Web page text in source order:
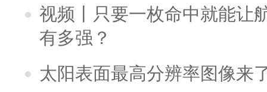
视频丨只要一枚命中就能让
有多强？
太阳表面最高分辨率图像来